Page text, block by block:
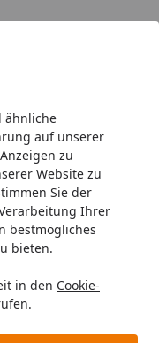
ähnliche
auf unserer
zu
Website zu
Sie der
Ihrer
bestmögliches
bieten.
in den Cookie-
und finden Sie
Futter